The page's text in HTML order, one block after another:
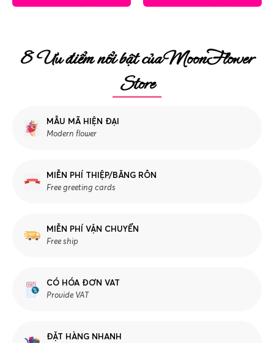
8 Ưu điểm nổi bật của MoonFlower
Store
MẪU MÃ HIỆN ĐẠI
Modern flower
MIỄN PHÍ THIỆP/BĂNG RÔN
Free greeting cards
MIỄN PHÍ VẬN CHUYỂN
Free ship
CÓ HÓA ĐƠN VAT
Provide VAT
ĐẶT HÀNG NHANH